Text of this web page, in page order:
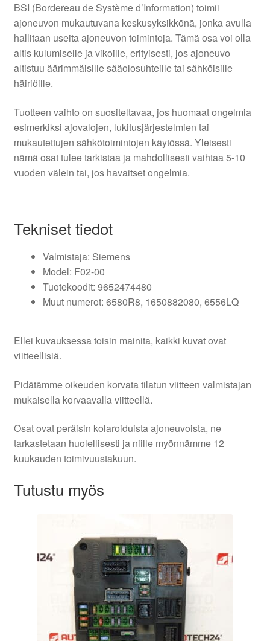
BSI (Bordereau de Système d’Information) toimii
ajoneuvon mukautuvana keskusyksikkönä, jonka avulla
hallitaan useita ajoneuvon toimintoja. Tämä osa voi olla
altis kulumiselle ja vikoille, erityisesti, jos ajoneuvo
altistuu äärimmäisille sääolosuhteille tai sähköisille
häiriöille.
Tuotteen vaihto on suositeltavaa, jos huomaat ongelmia
esimerkiksi ajovalojen, lukitusjärjestelmien tai
mukautettujen sähkötoimintojen käytössä. Yleisesti
nämä osat tulee tarkistaa ja mahdollisesti vaihtaa 5-10
vuoden välein tai, jos havaitset ongelmia.
Tekniset tiedot
Valmistaja: Siemens
Model: F02-00
Tuotekoodit: 9652474480
Muut numerot: 6580R8, 1650882080, 6556LQ
Ellei kuvauksessa toisin mainita, kaikki kuvat ovat
viitteellisiä.
Pidätämme oikeuden korvata tilatun viitteen valmistajan
mukaisella korvaavalla viitteellä.
Osat ovat peräisin kolaroiduista ajoneuvoista, ne
tarkastetaan huolellisesti ja niille myönnämme 12
kuukauden toimivuustakuun.
Tutustu myös